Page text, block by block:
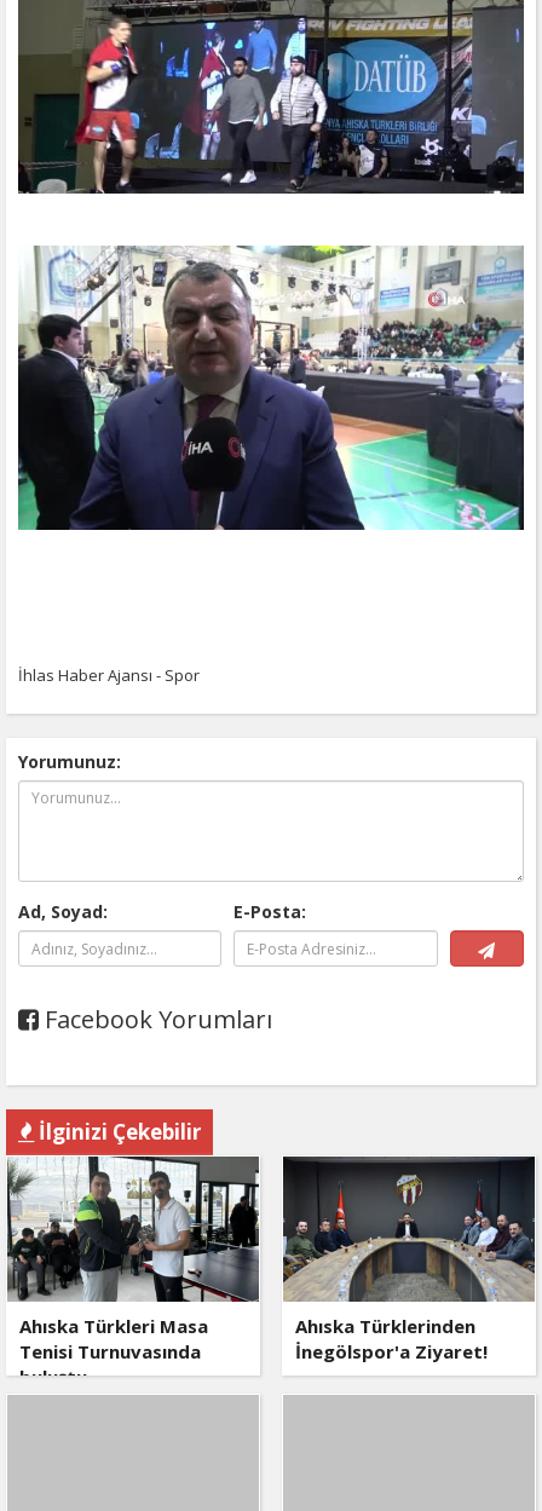
İhlas Haber Ajansı - Spor
Yorumunuz:
Ad, Soyad: E-Posta:
Facebook Yorumları
İlginizi Çekebilir
Ahıska Türkleri Masa
Tenisi Turnuvasında
buluştu
Ahıska Türklerinden
İnegölspor'a Ziyaret!